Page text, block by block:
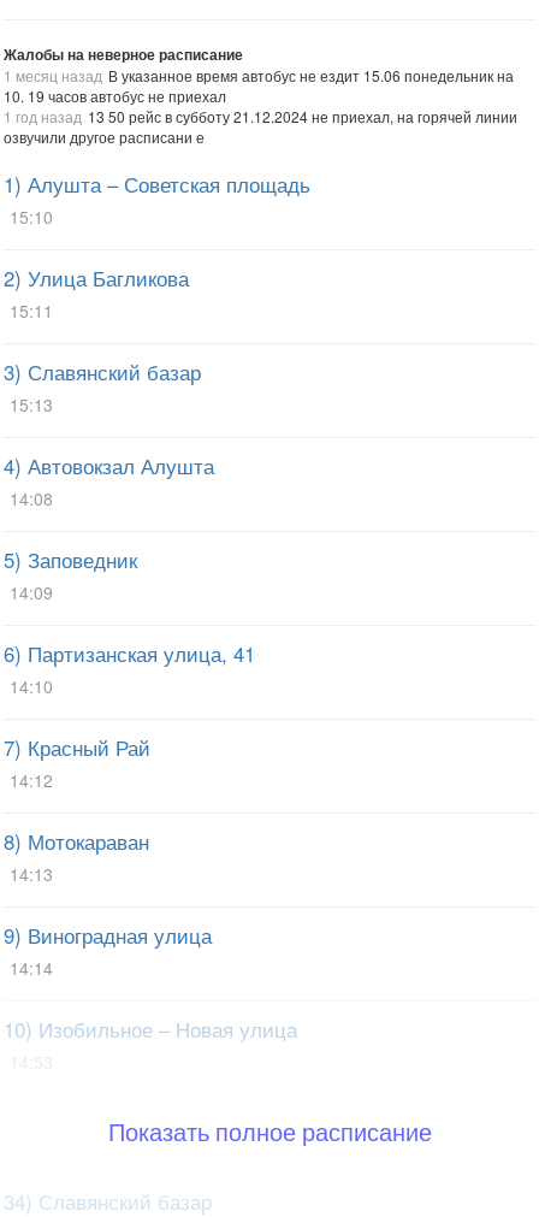
Жалобы на неверное расписание
1 месяц назад В указанное время автобус не ездит 15.06 понедельник на
10. 19 часов автобус не приехал
1 год назад 13 50 рейс в субботу 21.12.2024 не приехал, на горячей линии
озвучили другое расписани е
1) Алушта – Советская площадь
15:10
2) Улица Багликова
15:11
3) Славянский базар
15:13
4) Автовокзал Алушта
14:08
5) Заповедник
14:09
6) Партизанская улица, 41
14:10
7) Красный Рай
14:12
8) Мотокараван
14:13
9) Виноградная улица
14:14
10) Изобильное – Новая улица
Показать полное расписание
34) Славянский базар